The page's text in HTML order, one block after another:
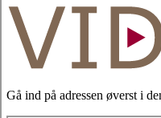
Gå ind på adressen øverst i